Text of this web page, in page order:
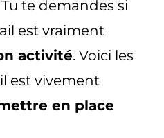
Tu te demandes si
est vraiment
activité. Voici les
est vivement
en place